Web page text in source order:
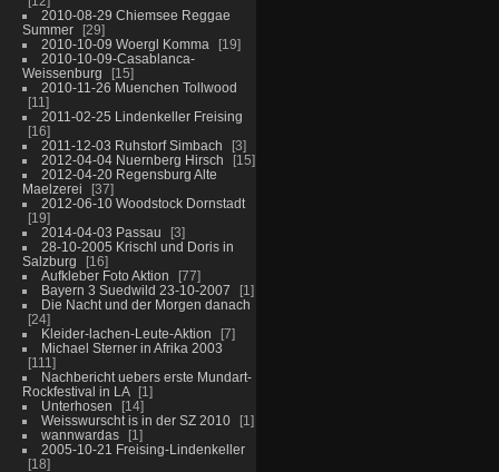
2010-08-29 Chiemsee Reggae
Summer
29
2010-10-09 Woergl Komma
19
2010-10-09-Casablanca-
Weissenburg
15
2010-11-26 Muenchen Tollwood
11
2011-02-25 Lindenkeller Freising
16
2011-12-03 Ruhstorf Simbach
3
2012-04-04 Nuernberg Hirsch
15
2012-04-20 Regensburg Alte
Maelzerei
37
2012-06-10 Woodstock Dornstadt
19
2014-04-03 Passau
3
28-10-2005 Krischl und Doris in
Salzburg
16
Aufkleber Foto Aktion
77
Bayern 3 Suedwild 23-10-2007
1
Die Nacht und der Morgen danach
24
Kleider-lachen-Leute-Aktion
7
Michael Sterner in Afrika 2003
111
Nachbericht uebers erste Mundart-
Rockfestival in LA
1
Unterhosen
14
Weisswurscht is in der SZ 2010
1
wannwardas
1
2005-10-21 Freising-Lindenkeller
18